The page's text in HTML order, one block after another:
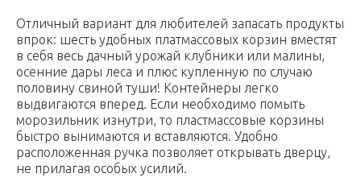
Отличный вариант для любителей запасать продукты
впрок: шесть удобных платмассовых корзин вместят
в себя весь дачный урожай клубники или малины,
осенние дары леса и плюс купленную по случаю
половину свиной туши! Контейнеры легко
выдвигаются вперед. Если необходимо помыть
морозильник изнутри, то пластмассовые корзины
быстро вынимаются и вставляются. Удобно
расположенная ручка позволяет открывать дверцу,
не прилагая особых усилий.